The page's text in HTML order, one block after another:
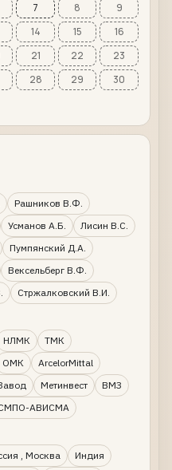
7 8
9
14 15
16
21 22
23
28 29
30
Рашников В.Ф.
Усманов А.Б.
Лисин В.С.
Пумпянский Д.А.
Вексельберг В.Ф.
Стржалковский В.И.
НЛМК
ТМК
ОМК
ArcelorMittal
Метинвест
ВМЗ
АВИСМА
, Москва
Индия